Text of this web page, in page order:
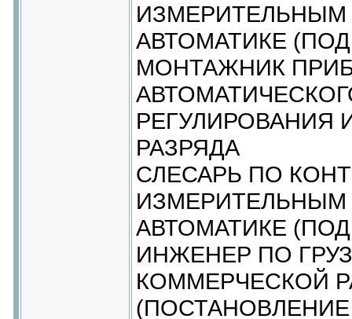
АВТОМАТИКЕ
МОНТАЖНИК
РЕГУЛИРОВАНИЯ
РАЗРЯДА
СЛЕСАРЬ ПО
АВТОМАТИКЕ
ИНЖЕНЕР ПО
КОММЕРЧЕСКОЙ
(ПОСТАНОВЛЕНИЕ